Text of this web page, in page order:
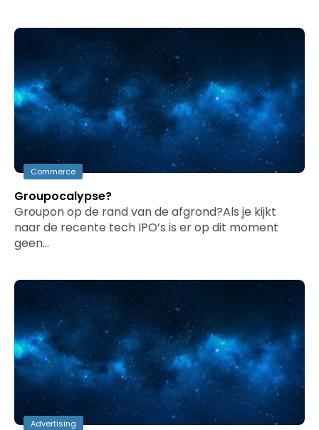
Commerce
Groupocalypse?
Groupon op de rand van de afgrond?Als je kijkt
naar de recente tech IPO’s is er op dit moment
geen…
Advertising